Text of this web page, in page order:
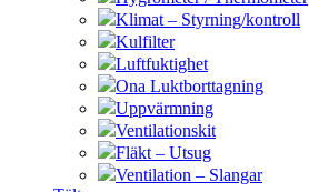
Klimat – Styrning/kontroll
Kulfilter
Luftfuktighet
Ona Luktborttagning
Uppvärmning
Ventilationskit
Fläkt – Utsug
Ventilation – Slangar